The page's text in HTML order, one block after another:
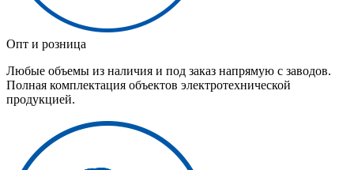
Опт и розница
Любые объемы из наличия и под заказ напрямую с заводов.
Полная комплектация объектов электротехнической
продукцией.